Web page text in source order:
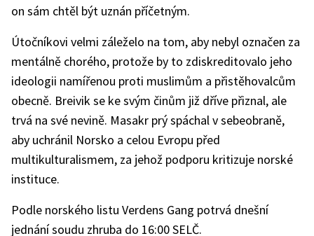
on sám chtěl být uznán příčetným.
Útočníkovi velmi záleželo na tom, aby nebyl označen za
mentálně chorého, protože by to zdiskreditovalo jeho
ideologii namířenou proti muslimům a přistěhovalcům
obecně. Breivik se ke svým činům již dříve přiznal, ale
trvá na své nevině. Masakr prý spáchal v sebeobraně,
aby uchránil Norsko a celou Evropu před
multikulturalismem, za jehož podporu kritizuje norské
instituce.
Podle norského listu Verdens Gang potrvá dnešní
jednání soudu zhruba do 16:00 SELČ.